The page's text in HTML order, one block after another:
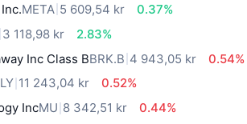
META 5 609,54 kr
0.37%
3 118,98 kr
2.83%
Inc Class BBRK.B 4 943,05 kr
0.54%
11 243,04 kr
0.52%
IncMU 8 342,51 kr
0.44%